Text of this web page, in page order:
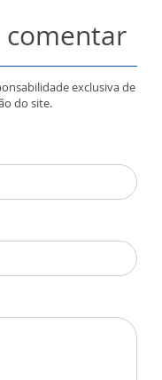
comentar
exclusiva de
do site.